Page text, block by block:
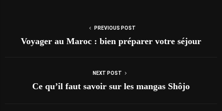
PREVIOUS POST
Voyager au Maroc : bien préparer votre séjour
NEXT POST
Ce qu’il faut savoir sur les mangas Shôjo